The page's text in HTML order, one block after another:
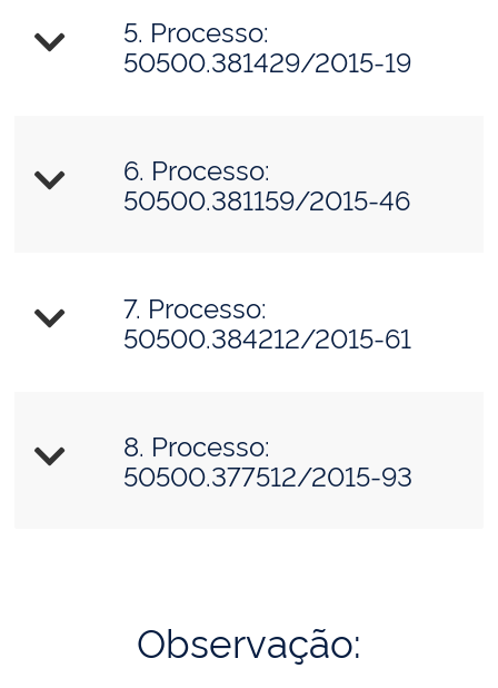
5. Processo:
50500.381429/2015-19
6. Processo:
50500.381159/2015-46
7. Processo:
50500.384212/2015-61
8. Processo:
50500.377512/2015-93
Observação: